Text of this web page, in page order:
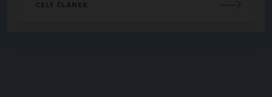
CELÝ ČLÁNEK